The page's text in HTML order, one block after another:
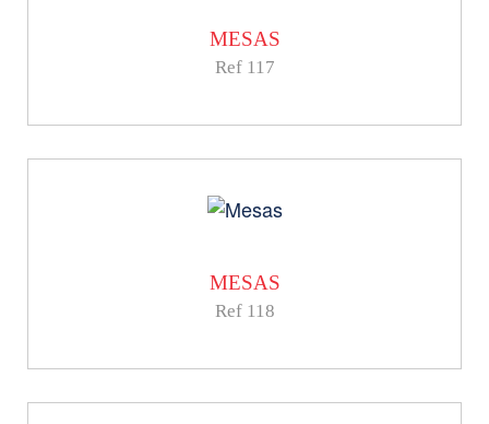
MESAS
Ref 117
MESAS
Ref 118